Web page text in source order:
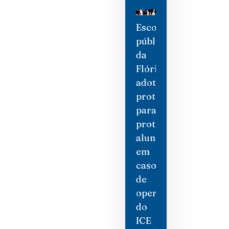
Escolas
públicas
da
Flórida
adotam
protocolos
para
proteger
alunos
em
caso
de
operações
do
ICE